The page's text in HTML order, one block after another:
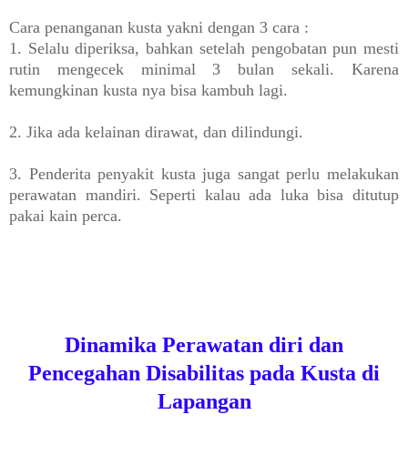
Cara penanganan kusta yakni dengan 3 cara :
1. Selalu diperiksa, bahkan setelah pengobatan pun mesti
rutin mengecek minimal 3 bulan sekali. Karena
kemungkinan kusta nya bisa kambuh lagi.
2. Jika ada kelainan dirawat, dan dilindungi.
3. Penderita penyakit kusta juga sangat perlu melakukan
perawatan mandiri. Seperti kalau ada luka bisa ditutup
pakai kain perca.
Dinamika Perawatan diri dan
Pencegahan Disabilitas pada Kusta di
Lapangan